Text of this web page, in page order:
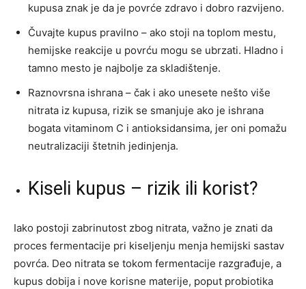
kupusa znak je da je povrće zdravo i dobro razvijeno.
Čuvajte kupus pravilno – ako stoji na toplom mestu,
hemijske reakcije u povrću mogu se ubrzati. Hladno i
tamno mesto je najbolje za skladištenje.
Raznovrsna ishrana – čak i ako unesete nešto više
nitrata iz kupusa, rizik se smanjuje ako je ishrana
bogata vitaminom C i antioksidansima, jer oni pomažu
neutralizaciji štetnih jedinjenja.
Kiseli kupus – rizik ili korist?
Iako postoji zabrinutost zbog nitrata, važno je znati da
proces fermentacije pri kiseljenju menja hemijski sastav
povrća. Deo nitrata se tokom fermentacije razgrađuje, a
kupus dobija i nove korisne materije, poput probiotika